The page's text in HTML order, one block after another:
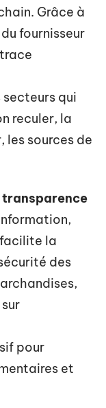
Grâce à
fournisseur
qui
reculer, la
les sources de
transparence
la
des
pour
et